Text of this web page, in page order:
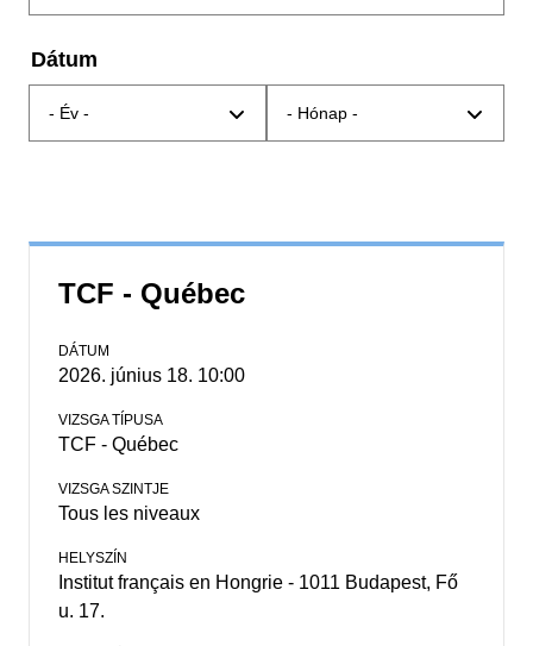
Dátum
TCF - Québec
DÁTUM
2026. június 18. 10:00
VIZSGA TÍPUSA
TCF - Québec
VIZSGA SZINTJE
Tous les niveaux
HELYSZÍN
Institut français en Hongrie - 1011 Budapest, Fő
u. 17.